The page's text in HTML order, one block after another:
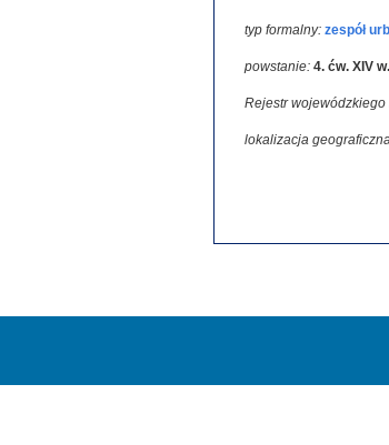
typ formalny: zespół
powstanie: 4. ćw. XIV w.
Rejestr
lokalizacja